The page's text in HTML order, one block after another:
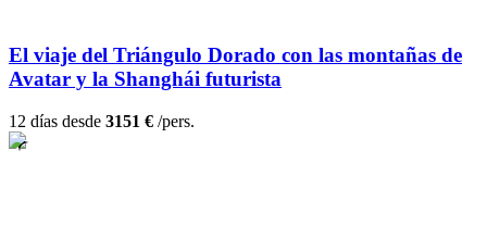
El viaje del Triángulo Dorado con las montañas de
Avatar y la Shanghái futurista
12 días desde 3151 € /pers.